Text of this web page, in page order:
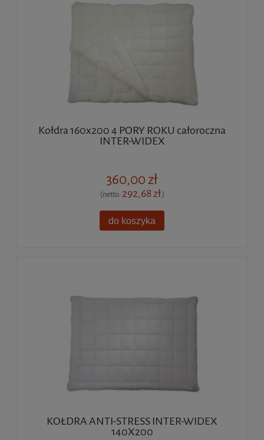
Kołdra 160x200 4 PORY ROKU całoroczna
INTER-WIDEX
360,00 zł
(netto: 292,68 zł)
do koszyka
KOŁDRA ANTI-STRESS INTER-WIDEX
140X200